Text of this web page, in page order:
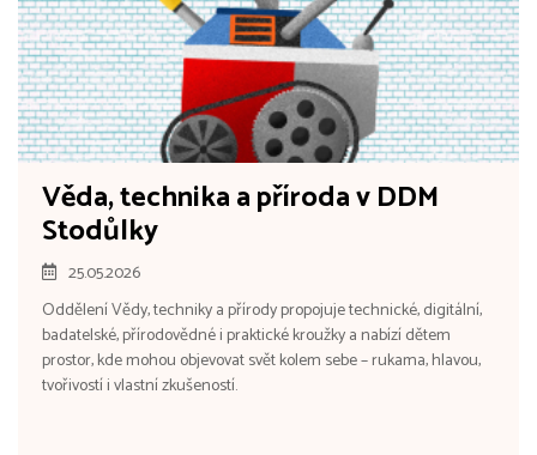
Věda, technika a příroda v DDM
Stodůlky
25.05.2026
Oddělení Vědy, techniky a přírody propojuje technické, digitální,
badatelské, přírodovědné i praktické kroužky a nabízí dětem
prostor, kde mohou objevovat svět kolem sebe – rukama, hlavou,
tvořivostí i vlastní zkušeností.